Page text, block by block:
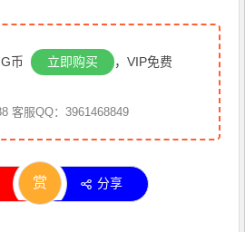
G币 立即购买 ，VIP免费
客服微信是：siwa30888 客服QQ：3961468849
赏 分享